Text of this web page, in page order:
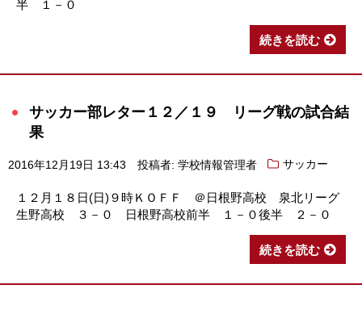
半 １－０
続きを読む
サッカー部レター１２／１９ リーグ戦の試合結
果
2016年12月19日 13:43 投稿者: 学校情報管理者 サッカー
１２月１８日(日)９時ＫＯＦＦ ＠日根野高校 泉北リーグ
生野高校 ３－０ 日根野高校前半 １－０後半 ２－０
続きを読む